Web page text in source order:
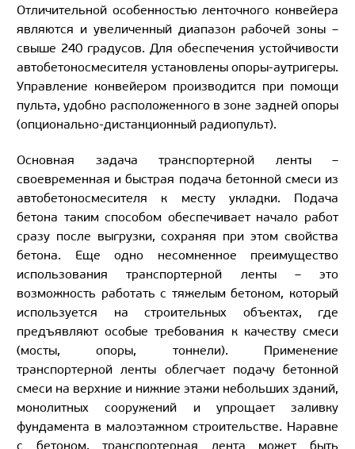
Отличительной особенностью ленточного конвейера
являются и увеличенный диапазон рабочей зоны –
свыше 240 градусов. Для обеспечения устойчивости
автобетоносмесителя установлены опоры-аутригеры.
Управление конвейером производится при помощи
пульта, удобно расположенного в зоне задней опоры
(опционально-дистанционный радиопульт).
Основная задача транспортерной ленты –
своевременная и быстрая подача бетонной смеси из
автобетоносмесителя к месту укладки. Подача
бетона таким способом обеспечивает начало работ
сразу после выгрузки, сохраняя при этом свойства
бетона. Еще одно несомненное преимущество
использования транспортерной ленты – это
возможность работать с тяжелым бетоном, который
используется на строительных объектах, где
предъявляют особые требования к качеству смеси
(мосты, опоры, тоннели). Применение
транспортерной ленты облегчает подачу бетонной
смеси на верхние и нижние этажи небольших зданий,
монолитных сооружений и упрощает заливку
фундамента в малоэтажном строительстве. Наравне
с бетоном, транспортерная лента может быть